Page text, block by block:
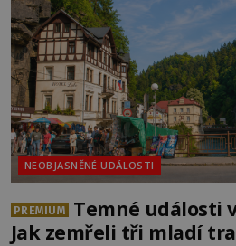
NEOBJASNĚNÉ UDÁLOSTI
PREMIUM
Temné události
Jak zemřeli tři mladí